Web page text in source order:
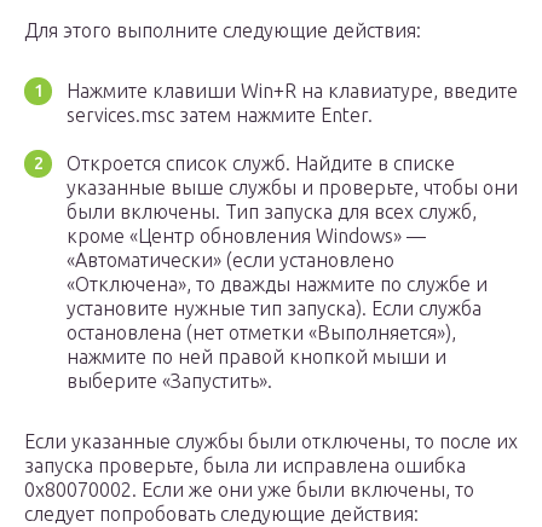
Для этого выполните следующие действия:
Нажмите клавиши Win+R на клавиатуре, введите
services.msc затем нажмите Enter.
Откроется список служб. Найдите в списке
указанные выше службы и проверьте, чтобы они
были включены. Тип запуска для всех служб,
кроме «Центр обновления Windows» —
«Автоматически» (если установлено
«Отключена», то дважды нажмите по службе и
установите нужные тип запуска). Если служба
остановлена (нет отметки «Выполняется»),
нажмите по ней правой кнопкой мыши и
выберите «Запустить».
Если указанные службы были отключены, то после их
запуска проверьте, была ли исправлена ошибка
0x80070002. Если же они уже были включены, то
следует попробовать следующие действия: